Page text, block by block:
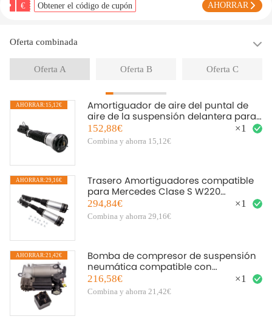
€ Obtener el código de cupón AHORRAR
Oferta combinada
Oferta A Oferta B Oferta C
AHORRAR:15,12€
Amortiguador de aire del puntal de
aire de la suspensión delantera para
la plataforma de compatible para
Mercedes S-Class W220
152,88€
Combina y ahorra 15,12€
×1
AHORRAR:29,16€
Trasero Amortiguadores compatible
para Mercedes Clase S W220
Suspensión Neumática Airmatic
294,84€
Combina y ahorra 29,16€
×1
AHORRAR:21,42€
Bomba de compresor de suspensión
neumática compatible con
compatible para Mercedes Clase S
W220 Clase E W211 S211 C219
216,58€
Combina y ahorra 21,42€
×1